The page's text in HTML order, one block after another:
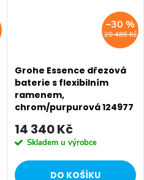
20 486 Kč
–30 %
Grohe Essence dřezová
baterie s flexibilním
ramenem,
chrom/purpurová 124977
14 340 Kč
Skladem u výrobce
DO KOŠÍKU